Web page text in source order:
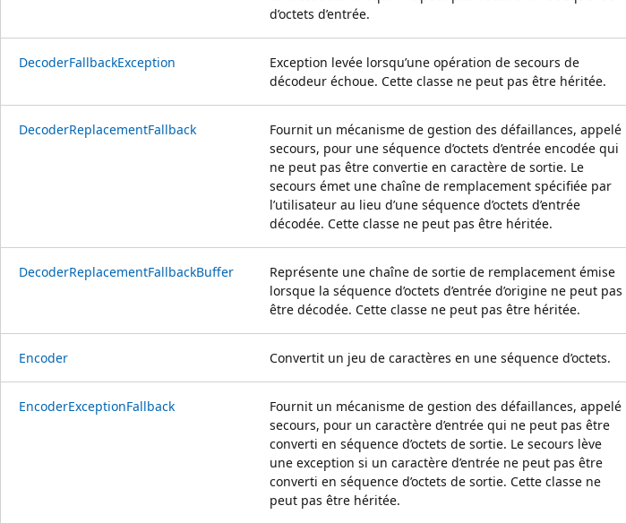
d’octets d’entrée.
DecoderFallbackException
Exception levée lorsqu’une opération de secours de
décodeur échoue. Cette classe ne peut pas être héritée.
DecoderReplacementFallback
Fournit un mécanisme de gestion des défaillances, appelé
secours, pour une séquence d’octets d’entrée encodée qui
ne peut pas être convertie en caractère de sortie. Le
secours émet une chaîne de remplacement spécifiée par
l’utilisateur au lieu d’une séquence d’octets d’entrée
décodée. Cette classe ne peut pas être héritée.
DecoderReplacementFallbackBuffer
Représente une chaîne de sortie de remplacement émise
lorsque la séquence d’octets d’entrée d’origine ne peut pas
être décodée. Cette classe ne peut pas être héritée.
Encoder Convertit un jeu de caractères en une séquence d’octets.
EncoderExceptionFallback
Fournit un mécanisme de gestion des défaillances, appelé
secours, pour un caractère d’entrée qui ne peut pas être
converti en séquence d’octets de sortie. Le secours lève
une exception si un caractère d’entrée ne peut pas être
converti en séquence d’octets de sortie. Cette classe ne
peut pas être héritée.